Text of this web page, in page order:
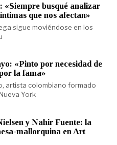
«Siempre busqué analizar
que nos afectan»
sigue moviéndose en los
«Pinto por necesidad de
la fama»
artista colombiano formado
York
y Nahir Fuente: la
mallorquina en Art